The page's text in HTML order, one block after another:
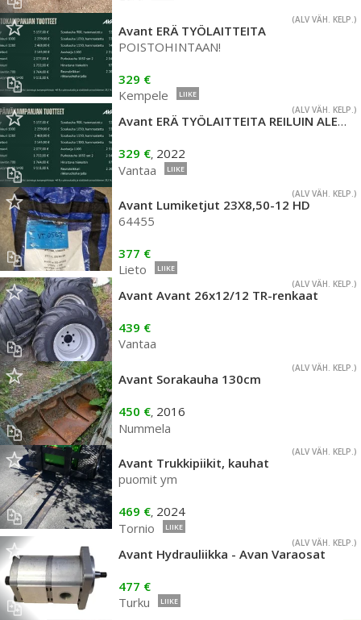
(ALV VÄH. KELP.)
Avant ERÄ TYÖLAITTEITA
POISTOHINTAAN!
329 €
Kempele
LIIKE
(ALV VÄH. KELP.)
Avant ERÄ TYÖLAITTEITA REILUIN ALENNUKSIN!
329 €, 2022
Vantaa
LIIKE
(ALV VÄH. KELP.)
Avant Lumiketjut 23X8,50-12 HD
64455
377 €
Lieto
LIIKE
(ALV VÄH. KELP.)
Avant Avant 26x12/12 TR-renkaat
439 €
Vantaa
(ALV VÄH. KELP.)
Avant Sorakauha 130cm
450 €, 2016
Nummela
(ALV VÄH. KELP.)
Avant Trukkipiikit, kauhat
puomit ym
469 €, 2024
Tornio
LIIKE
(ALV VÄH. KELP.)
Avant Hydrauliikka - Avan Varaosat
477 €
Turku
LIIKE